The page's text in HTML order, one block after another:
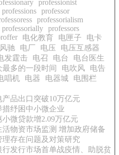
professionist
professions professor
professorialism
professorially professors
电化教育 电匣子
电卡
驰 电厂 电压
电压互感器
发霆击 电召 电台
电台医生
多的一段时间
电吹风
电告
唱机 电器 电器城
电围栏
产品出口突破10万亿元
纾困中小微企业
小微贷款增2.09万亿元
物资市场监测 增加政府储备
存在问题及对策研究
行发行市场首单战疫情、助脱贫